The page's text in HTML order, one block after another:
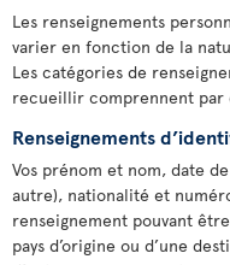
Les renseignements
varier en fonction de la
Les catégories de
recueillir comprennent par
Renseignements
Vos prénom et nom, date
autre), nationalité et
renseignement pouvant
pays d’origine ou d’une